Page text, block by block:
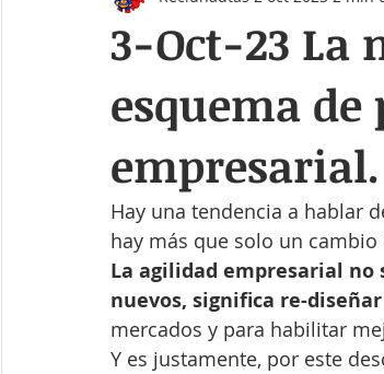
3-Oct-23 La
esquema
empresarial.
Hay una tendencia a hablar
hay más que solo un cambio
La agilidad empresarial no
nuevos, significa re-
mercados y para habilitar
Y es justamente, por este